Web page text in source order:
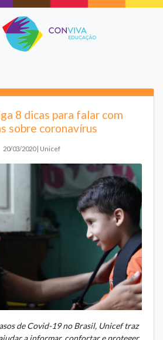
8 dicas para falar com
sobre coronavírus
20/03/2020 | Unicef
de Covid-19 no Brasil, Unicef traz